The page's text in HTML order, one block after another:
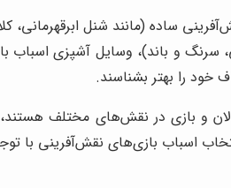
ساده (مانند شنل ابرقهرمانی،
و باند)، وسایل آشپزی اسباب
خود را بهتر بشناسند.
و بازی در نقش‌های مختلف
اسباب بازی‌های نقش‌آفرینی با